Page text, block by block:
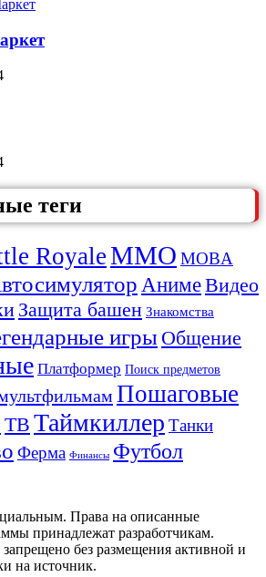
теги
RoyaleMMO MOBA
АнимеВидео
Защита башен Знакомства
игры Общение
Платформер Поиск предметов
Пошаговые
ТВ Таймкиллер Танки
Ферма Финансы Футбол
Права на описанные
принадлежат разработчикам.
без размещения активной и
на источник.